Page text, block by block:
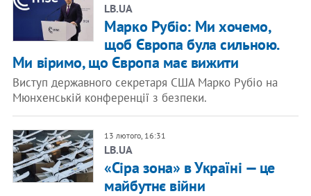
LB.UA
Марко Рубіо: Ми хочемо,
щоб Європа була сильною.
Ми віримо, що Європа має вижити
Виступ державного секретаря США Марко Рубіо на
Мюнхенській конференції з безпеки.
13 лютого, 16:31
LB.UA
«Сіра зона» в Україні — це
майбутнє війни